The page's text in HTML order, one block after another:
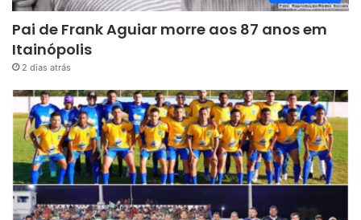
Pai de Frank Aguiar morre aos 87 anos em
Itainópolis
2 dias atrás